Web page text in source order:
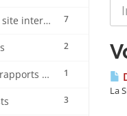
7
3. Intégration sur site internet CentovaCast
2
1
4. Statisitques et rapports CentovaCast
3
La